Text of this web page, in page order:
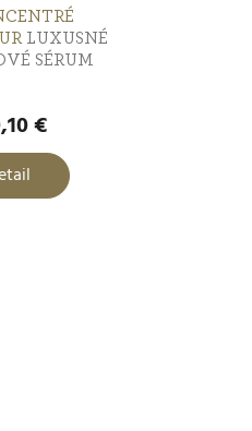
LUXUSNÉ
SÉRUM
€